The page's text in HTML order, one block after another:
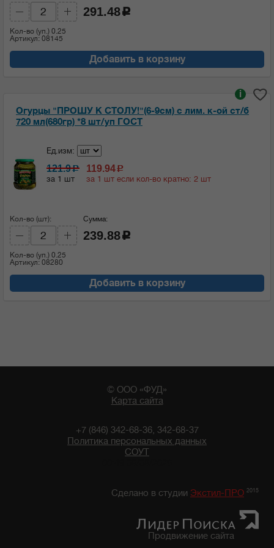
Кол-во (уп.) 0.25
Артикул: 08145
291.48 c
Добавить в корзину
Огурцы "ПРОШУ К СТОЛУ!"(6-9см) с лим. к-ой ст/б
720 мл(680гр) *8 шт/уп ГОСТ
i
Ед.изм:
121.9c
за 1 шт
119.94c
за 1 шт если кол-во кратно: 2 шт
Кол-во (шт):
Кол-во (уп.) 0.25
Артикул: 08280
Сумма:
239.88 c
Добавить в корзину
© ООО «ФУД»
Карта сайта
+7 (846) 342-68-36, 342-68-37
Политика персональных данных
СОУТ
Сделано в студии Экстил-ПРО 2015
Продвижение сайта